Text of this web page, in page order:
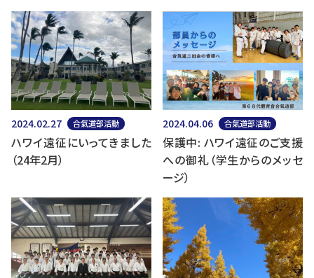
2024.02.27 合氣道部活動
ハワイ遠征にいってきました
（24年2月）
2024.04.06 合氣道部活動
保護中: ハワイ遠征のご支援
への御礼（学生からのメッセ
ージ）